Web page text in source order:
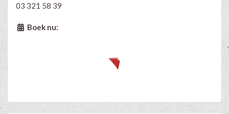
03 321 58 39
Boek nu: